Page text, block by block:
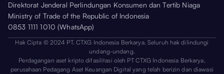
Direktorat Jenderal Perlindungan Konsumen dan Tertib Niaga
Ministry of Trade of the Republic of Indonesia
0853 1111 1010 (WhatsApp)
Hak Cipta © 2024 PT. CTXG Indonesia Berkarya. Seluruh hak dilindungi
undang-undang.
Perdagangan aset kripto difasilitasi oleh PT CTXG Indonesia Berkarya,
perusahaan Pedagang Aset Keuangan Digital yang telah berizin dan diawasi